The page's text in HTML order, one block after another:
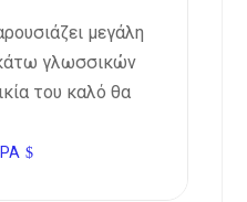
μεγάλη
γλωσσικών
του καλό θα